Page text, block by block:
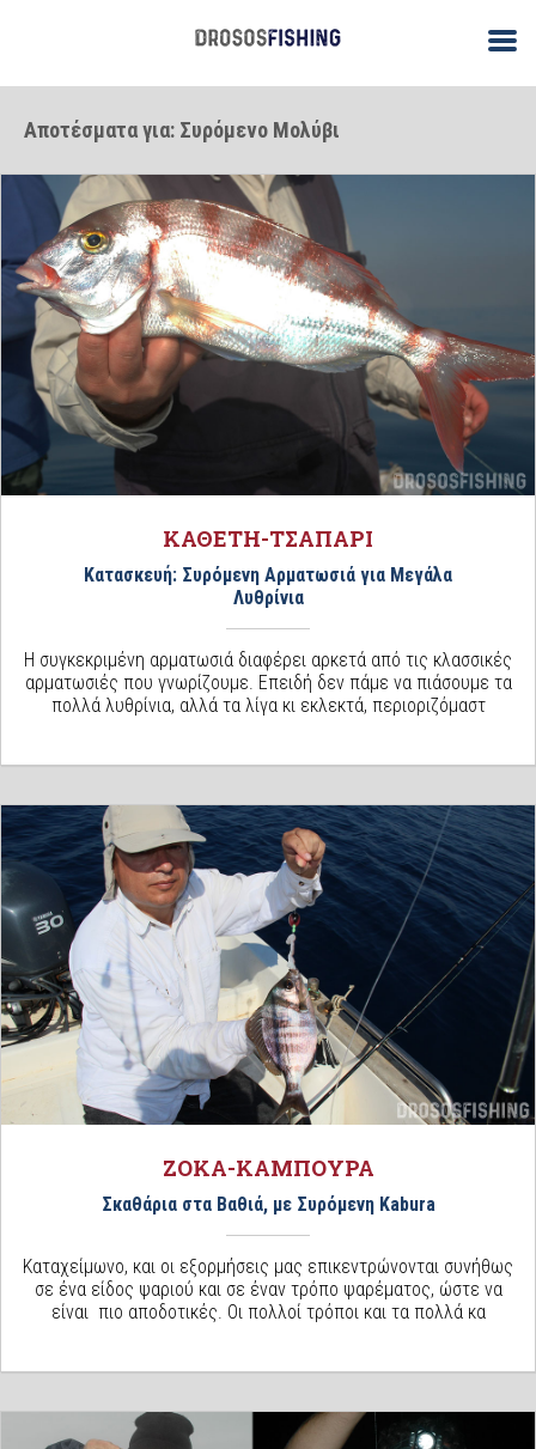
Αποτέσματα για: Συρόμενο Μολύβι
ΚΑΘΕΤΗ-ΤΣΑΠΑΡΙ
Κατασκευή: Συρόμενη Αρματωσιά για Μεγάλα
Λυθρίνια
Η συγκεκριμένη αρματωσιά διαφέρει αρκετά από τις κλασσικές
αρματωσιές που γνωρίζουμε. Επειδή δεν πάμε να πιάσουμε τα
πολλά λυθρίνια, αλλά τα λίγα κι εκλεκτά, περιοριζόμαστ
ΖΟΚΑ-ΚΑΜΠΟΥΡΑ
Σκαθάρια στα Βαθιά, με Συρόμενη Kabura
Καταχείμωνο, και οι εξορμήσεις μας επικεντρώνονται συνήθως
σε ένα είδος ψαριού και σε έναν τρόπο ψαρέματος, ώστε να
είναι πιο αποδοτικές. Οι πολλοί τρόποι και τα πολλά κα